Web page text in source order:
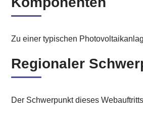
Zu einer typischen
Regionaler
Der Schwerpunkt dieses